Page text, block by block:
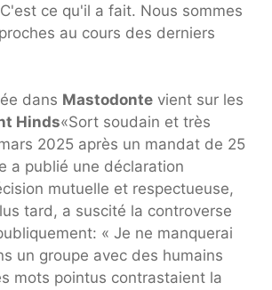
ce qu'il a fait. Nous sommes
au cours des derniers
dans Mastodonte vient sur les
Hinds«Sort soudain et très
2025 après un mandat de 25
a publié une déclaration
mutuelle et respectueuse,
tard, a suscité la controverse
« Je ne manquerai
un groupe avec des humains
mots pointus contrastaient la